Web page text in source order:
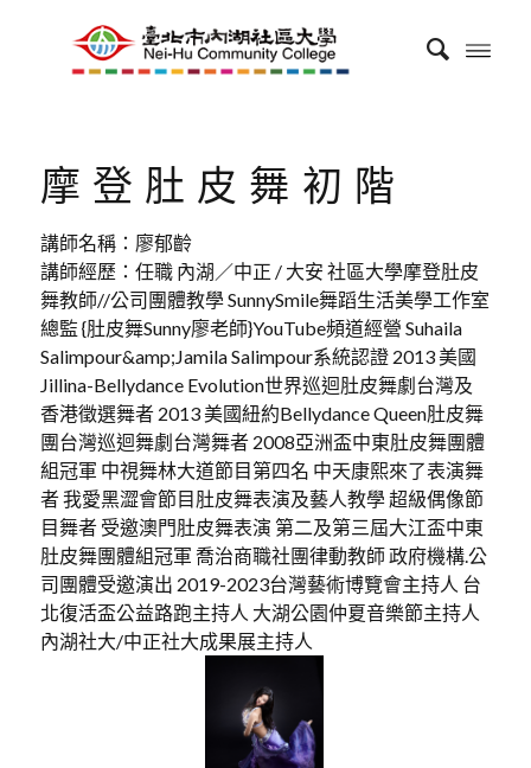
摩登肚皮舞初階
講師名稱：廖郁齡
講師經歷：任職 內湖／中正 / 大安 社區大學摩登肚皮
舞教師//公司團體教學 SunnySmile舞蹈生活美學工作室
總監 {肚皮舞Sunny廖老師}YouTube頻道經營 Suhaila
Salimpour&amp;Jamila Salimpour系統認證 2013 美國
Jillina-Bellydance Evolution世界巡迴肚皮舞劇台灣及
香港徵選舞者 2013 美國紐約Bellydance Queen肚皮舞
團台灣巡迴舞劇台灣舞者 2008亞洲盃中東肚皮舞團體
組冠軍 中視舞林大道節目第四名 中天康熙來了表演舞
者 我愛黑澀會節目肚皮舞表演及藝人教學 超級偶像節
目舞者 受邀澳門肚皮舞表演 第二及第三屆大江盃中東
肚皮舞團體組冠軍 喬治商職社團律動教師 政府機構.公
司團體受邀演出 2019-2023台灣藝術博覽會主持人 台
北復活盃公益路跑主持人 大湖公園仲夏音樂節主持人
內湖社大/中正社大成果展主持人